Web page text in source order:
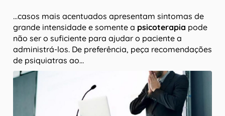
…casos mais acentuados apresentam sintomas de
grande intensidade e somente a psicoterapia pode
não ser o suficiente para ajudar o paciente a
administrá-los. De preferência, peça recomendações
de psiquiatras ao…